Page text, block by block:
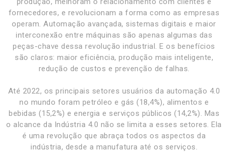
fornecedores, e revolucionam a forma como as empresas
operam. Automação avançada, sistemas digitais e maior
interconexão entre máquinas são apenas algumas das
peças-chave dessa revolução industrial. E os benefícios
são claros: maior eficiência, produção mais inteligente,
redução de custos e prevenção de falhas.
Até 2022, os principais setores usuários da automação 4.0
no mundo foram petróleo e gás (18,4%), alimentos e
bebidas (15,2%) e energia e serviços públicos (14,2%). Mas
o alcance da Indústria 4.0 não se limita a esses setores. Ela
é uma revolução que abraça todos os aspectos da
indústria, desde a manufatura até os serviços.